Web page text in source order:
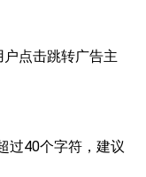
点击跳转广告主
过40个字符，建议